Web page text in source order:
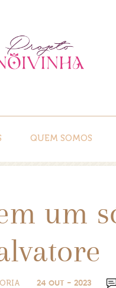
QUEM SOMOS
um
24 OUT - 2023